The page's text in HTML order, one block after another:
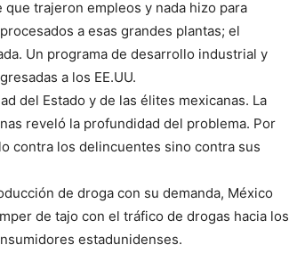
trajeron empleos y nada hizo para
a esas grandes plantas; el
Un programa de desarrollo industrial y
a los EE.UU.
del Estado y de las élites mexicanas. La
reveló la profundidad del problema. Por
contra los delincuentes sino contra sus
de droga con su demanda, México
de tajo con el tráfico de drogas hacia los
estadunidenses.